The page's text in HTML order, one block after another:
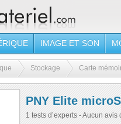
IMAGE ET SON
Stockage Carte
PNY Elite
1 tests d’experts - Aucun avis